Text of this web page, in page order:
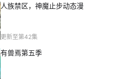
人族禁区，神魔止步动态漫
更新至第42集
有兽焉第五季